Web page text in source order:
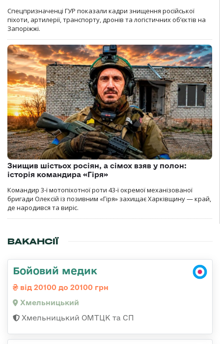
Спецпризначенці ГУР показали кадри знищення російської
піхоти, артилерії, транспорту, дронів та логістичних об’єктів на
Запоріжжі.
Знищив шістьох росіян, а сімох взяв у полон:
історія командира «Гіря»
Командир 3-ї мотопіхотної роти 43-ї окремої механізованої
бригади Олексій із позивним «Гіря» захищає Харківщину — край,
де народився та виріс.
ВАКАНСІЇ
Бойовий медик
від 20100 до 20100 грн
Хмельницький
Хмельницький ОМТЦК та СП